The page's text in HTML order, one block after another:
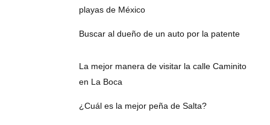
playas de México
Buscar al dueño de un auto por la patente
La mejor manera de visitar la calle Caminito
en La Boca
¿Cuál es la mejor peña de Salta?